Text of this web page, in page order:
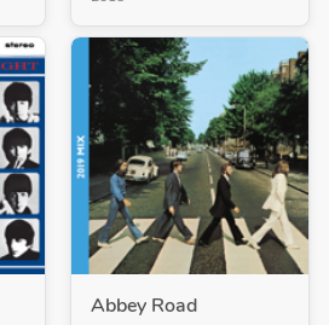
Abbey Road